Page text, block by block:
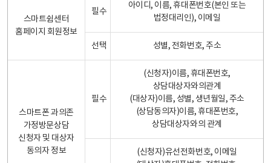
스마트쉼센터
홈페이지 회원정보
필수
아이디, 이름, 휴대폰번호(본인 또는
법정대리인), 이메일
선택 성별, 전화번호, 주소
스마트폰 과의존
가정방문상담
신청자 및 대상자
동의자 정보
필수
(신청자)이름, 휴대폰번호,
상담대상자와의관계
(대상자)이름, 성별, 생년월일, 주소
(상담동의자)이름, 휴대폰번호,
상담대상자와의 관계
(신청자)유선전화번호, 이메일